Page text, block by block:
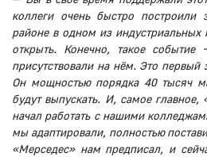
коллеги очень быстро построили
районе в одном из индустриальных
открыть. Конечно, такое
присутствовали на нём. Это первый
Он мощностью порядка 40 тысяч
будут выпускать. И, самое главное,
начал работать с нашими
мы адаптировали, полностью
«Мерседес» нам предписал, и